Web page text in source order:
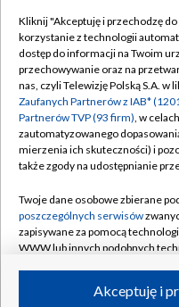
Abonament TVP
Emisja w TVP
Centrum informacji TVP
Naziemna Telewizja
Rada Programowa
System NOS
Informacje o nadawcy
Program dla prasy
Kliknij "Akceptuję i przechodzę
korzystanie z technologii
dostęp do informacji na Twoim
przechowywanie oraz na
nas, czyli Telewizję Polską S.A. w
Zaufanych Partnerów z IAB*
Partnerów TVP (93 firm), w
zautomatyzowanego
mierzenia ich skuteczności) i
także zgody na udostępnianie
Twoje dane osobowe zbierane
poszczególnych serwisów
zapisywane za pomocą
WWW lub innych podobnych
ruchu w Internecie.Akceptuję i